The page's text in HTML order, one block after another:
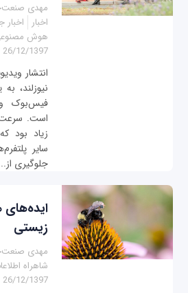
مهدی
اخبار
اخبار
هوش
26/12/1397 - 22:25
انتشار
نیوزلند،
فیس‌بوک
است. سرعت
زیاد بود
سایر
جلوگیری
ایده‌های
زیستی
مهدی
شاهراه
26/12/1397 - 17:12